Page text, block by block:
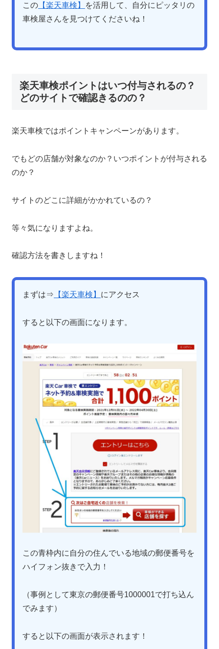
この 【楽天車検】
を活用して、自分にピッタリの
車検屋さんを見つけてくださいね！
楽天車検ポイントはいつ付与されるの？
どのサイトで確認きるのの？
楽天車検ではポイントキャンペーンがあります。
でもどの店舗が対象なのか？いつポイントが付与される
のか？
サイトのどこに詳細がかかれているの？
等々気になりますよね。
確認方法を書きしますね！
まずは⇒ 【楽天車検】 にアクセス
すると以下の画面になります。
この青枠内に自分の住んでいる地域の郵便番号を
ハイフォン抜きで入力！
（事例として東京の郵便番号1000001で打ち込ん
でみます）
すると以下の画面が表示されます！